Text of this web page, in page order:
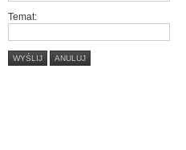
Temat:
WYŚLIJ ANULUJ